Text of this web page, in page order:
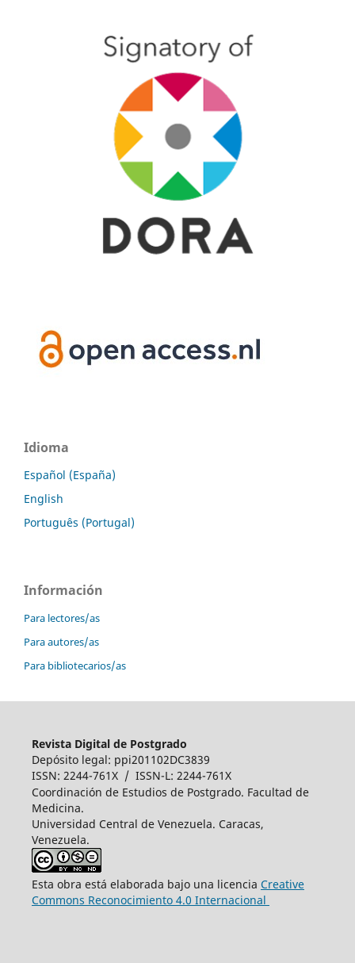
Idioma
Español (España)
English
Português (Portugal)
Información
Para lectores/as
Para autores/as
Para bibliotecarios/as
Revista Digital de Postgrado
Depósito legal: ppi201102DC3839
ISSN: 2244-761X / ISSN-L: 2244-761X
Coordinación de Estudios de Postgrado. Facultad de
Medicina.
Universidad Central de Venezuela. Caracas,
Venezuela.
Esta obra está elaborada bajo una licencia Creative
Commons Reconocimiento 4.0 Internacional